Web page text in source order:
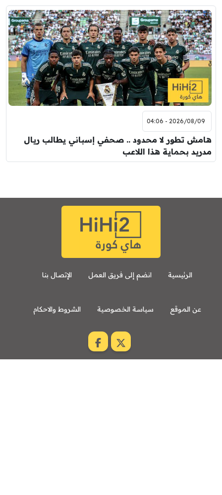
2026/08/09 - 04:06
هامش تطور لا محدود .. صحفي إسباني يطالب ريال
مدريد بحماية هذا اللاعب
الرئيسية انضم إلى فريق العمل الإتصال بنا
عن الموقع سياسة الخصوصية الشروط والاحكام